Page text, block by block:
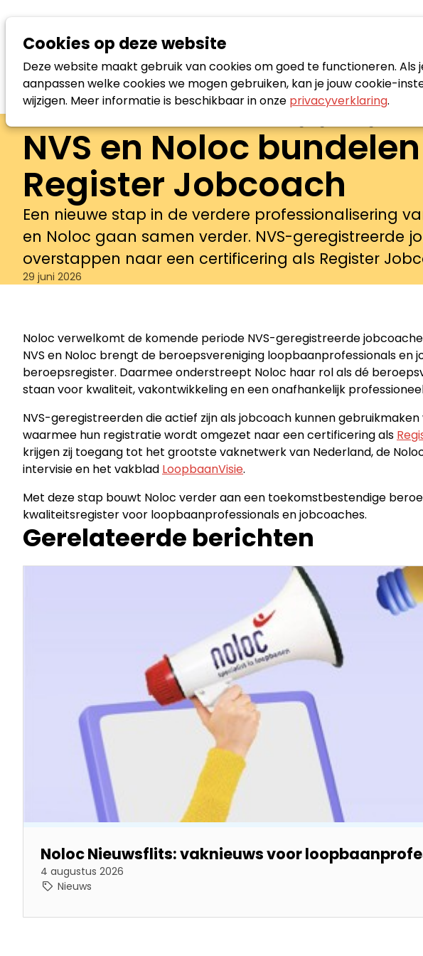
Cookies op deze website
Deze website maakt gebruik van cookies om goed te functioneren. Als
aanpassen welke cookies we mogen gebruiken, kan je jouw cookie-
wijzigen. Meer informatie is beschikbaar in onze privacyverklaring.
Nieuws
NVS en Noloc
Register Jobcoach
Een nieuwe stap in de verdere professionalisering
en Noloc gaan samen verder. NVS-geregistreerde
overstappen naar een certificering als Register
29 juni 2026
Noloc verwelkomt de komende periode NVS-geregistreerde
NVS en Noloc brengt de beroepsvereniging loopbaanprofessionals en
beroepsregister. Daarmee onderstreept Noloc haar rol als dé
staan voor kwaliteit, vakontwikkeling en een onafhankelijk
NVS-geregistreerden die actief zijn als jobcoach kunnen
waarmee hun registratie wordt omgezet naar een certificering als
krijgen zij toegang tot het grootste vaknetwerk van Nederland, de
intervisie en het vakblad LoopbaanVisie.
Met deze stap bouwt Noloc verder aan een toekomstbestendige
kwaliteitsregister voor loopbaanprofessionals en jobcoaches.
Gerelateerde berichten
Noloc Nieuwsflits: vaknieuws voor
4 augustus 2026
Nieuws